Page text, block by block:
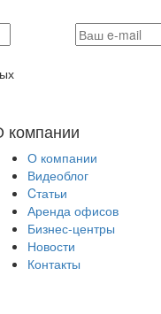
компании
О компании
Видеоблог
Cтатьи
Аренда офисов
Бизнес-центры
Новости
Контакты